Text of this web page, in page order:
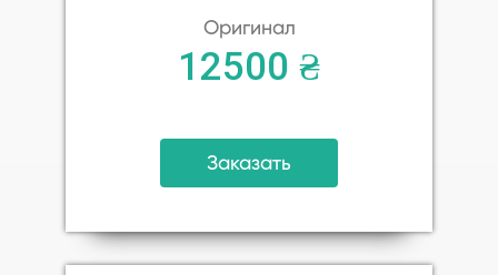
Оригинал
12500 ₴
Заказать